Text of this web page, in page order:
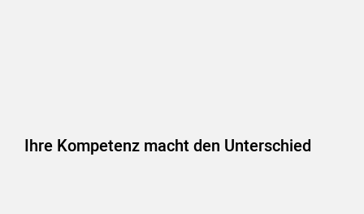
Ihre Kompetenz macht den Unterschied